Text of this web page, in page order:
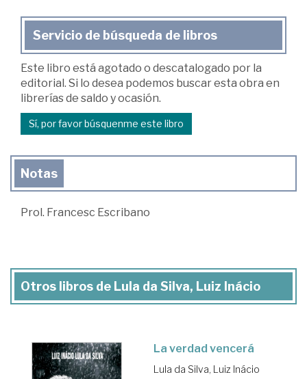
Servicio de búsqueda de libros
Este libro está agotado o descatalogado por la
editorial. Si lo desea podemos buscar esta obra en
librerías de saldo y ocasión.
Sí, por favor búsquenme este libro
Notas
Prol. Francesc Escribano
Otros libros de Lula da Silva, Luiz Inácio
La verdad vencerá
Lula da Silva, Luiz Inácio